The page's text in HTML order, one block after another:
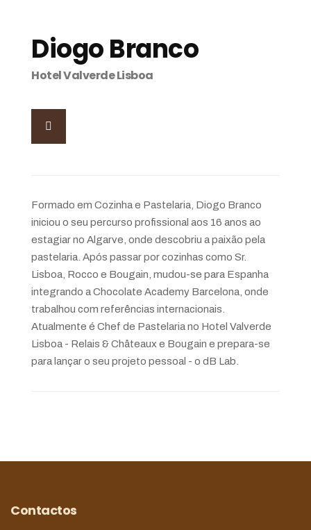
Diogo Branco
Hotel Valverde Lisboa
Formado em Cozinha e Pastelaria, Diogo Branco
iniciou o seu percurso profissional aos 16 anos ao
estagiar no Algarve, onde descobriu a paixão pela
pastelaria. Após passar por cozinhas como Sr.
Lisboa, Rocco e Bougain, mudou-se para Espanha
integrando a Chocolate Academy Barcelona, onde
trabalhou com referências internacionais.
Atualmente é Chef de Pastelaria no Hotel Valverde
Lisboa - Relais & Châteaux e Bougain e prepara-se
para lançar o seu projeto pessoal - o dB Lab.
Contactos